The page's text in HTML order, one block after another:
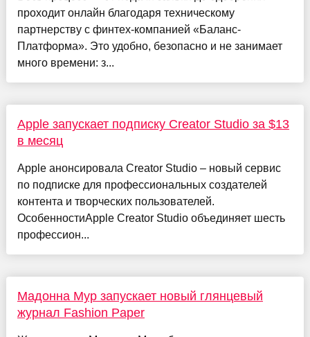
проходит онлайн благодаря техническому
партнерству с финтех-компанией «Баланс-
Платформа». Это удобно, безопасно и не занимает
много времени: з...
Apple запускает подписку Creator Studio за $13
в месяц
Apple анонсировала Creator Studio – новый сервис
по подписке для профессиональных создателей
контента и творческих пользователей.
ОсобенностиApple Creator Studio объединяет шесть
профессион...
Мадонна Мур запускает новый глянцевый
журнал Fashion Paper